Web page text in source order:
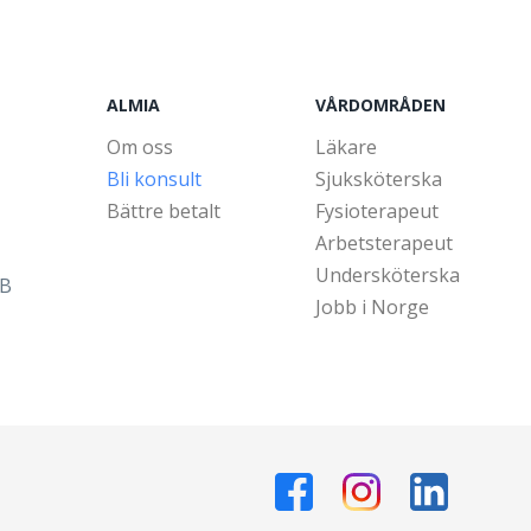
ALMIA
Om oss
Bli konsult
Bättre betalt
VÅRDOMRÅDEN
Läkare
Sjuksköterska
Fysioterapeut
Arbetsterapeut
Undersköterska
Jobb i Norge